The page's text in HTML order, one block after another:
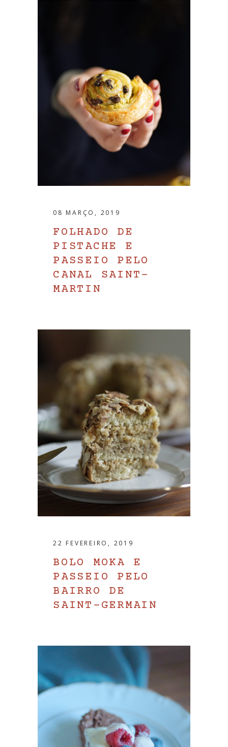
08 MARÇO, 2019
FOLHADO DE
PISTACHE E
PASSEIO PELO
CANAL SAINT-
MARTIN
22 FEVEREIRO, 2019
BOLO MOKA E
PASSEIO PELO
BAIRRO DE
SAINT-GERMAIN